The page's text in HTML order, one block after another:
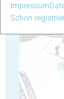
Impressum
Schon